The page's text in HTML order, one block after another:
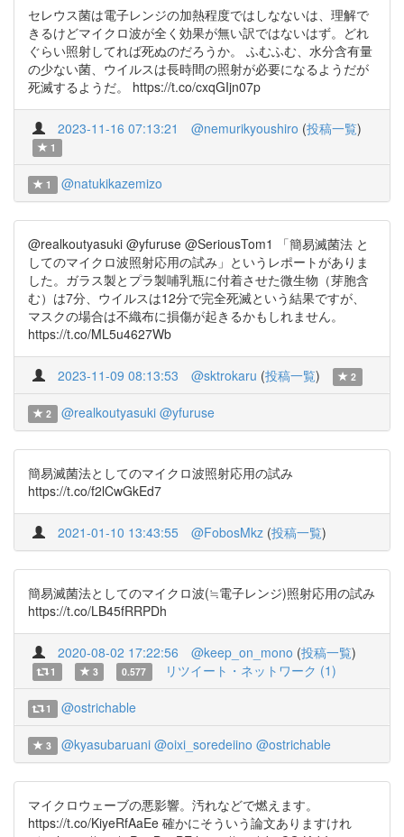
セレウス菌は電子レンジの加熱程度ではしなないは、理解で
きるけどマイクロ波が全く効果が無い訳ではないはず。どれ
ぐらい照射してれば死ぬのだろうか。 ふむふむ、水分含有量
の少ない菌、ウイルスは長時間の照射が必要になるようだが
死滅するようだ。 https://t.co/cxqGIjn07p
2023-11-16 07:13:21 @nemurikyoushiro (投稿一覧)
1
1 @natukikazemizo
@realkoutyasuki @yfuruse @SeriousTom1 「簡易滅菌法 と
してのマイクロ波照射応用の試み」というレポートがありま
した。ガラス製とプラ製哺乳瓶に付着させた微生物（芽胞含
む）は7分、ウイルスは12分で完全死滅という結果ですが、
マスクの場合は不織布に損傷が起きるかもしれません。
https://t.co/ML5u4627Wb
2023-11-09 08:13:53 @sktrokaru (投稿一覧) 2
2 @realkoutyasuki @yfuruse
簡易滅菌法としてのマイクロ波照射応用の試み
https://t.co/f2lCwGkEd7
2021-01-10 13:43:55 @FobosMkz (投稿一覧)
簡易滅菌法としてのマイクロ波(≒電子レンジ)照射応用の試み
https://t.co/LB45fRRPDh
2020-08-02 17:22:56 @keep_on_mono (投稿一覧)
1 3 0.577 リツイート・ネットワーク (1)
1 @ostrichable
3 @kyasubaruani @oixi_soredeiino @ostrichable
マイクロウェーブの悪影響。汚れなどで燃えます。
https://t.co/KiyeRfAaEe 確かにそういう論文ありますけれ